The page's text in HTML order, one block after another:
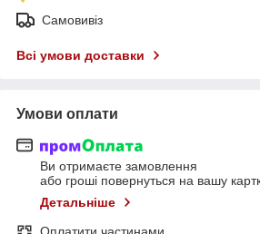
Самовивіз
Всі умови доставки
Умови оплати
Ви отримаєте замовлення
або гроші повернуться на вашу
Детальніше